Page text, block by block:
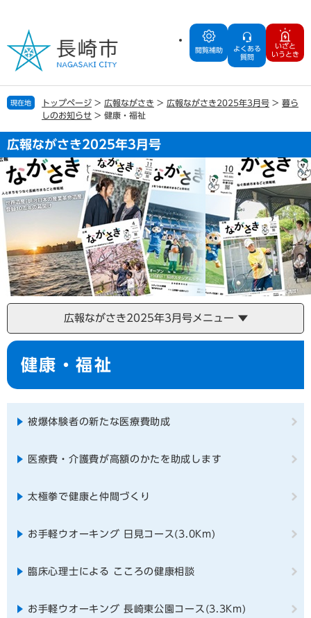
の
で
す
ー
ば
し
本
文
閲覧補助
よくある
質問
いざと
いうとき
現在地 トップページ > 広報ながさき > 広報ながさき2025年3月号 > 暮ら
しのお知らせ > 健康・福祉
広報ながさき2025年3月号
広報ながさき2025年3月号メニュー
本
健康・福祉
被爆体験者の新たな医療費助成
医療費・介護費が高額のかたを助成します
太極拳で健康と仲間づくり
お手軽ウオーキング 日見コース(3.0Km)
臨床心理士による こころの健康相談
お手軽ウオーキング 長崎東公園コース(3.3Km)